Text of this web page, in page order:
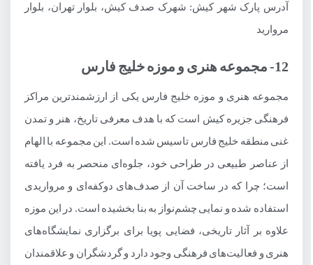
آدرس پارک شهر کیش: شهرک صدف کیش، بلوار تهران، بلوار
مروارید
12- مجموعه هنری و موزه خلیج فارس
مجموعه هنری و موزه خلیج فارس یکی از ارزشمندترین مراکز
فرهنگی جزیره کیش است که با هدف معرفی تاریخ، هنر و تمدن
غنی منطقه خلیج فارس تاسیس شده است. این مجموعه با الهام
از عناصر طبیعی در طراحی خود، جلوه‌ای منحصر به فرد یافته
است؛ چرا که در ساخت آن از صدف‌های دوکفه‌ای و مرواریدی
استفاده شده و نمایی چشم‌نواز به بنا بخشیده است. در این موزه
علاوه بر آثار تاریخی، فضایی پویا برای برگزاری نمایشگاه‌های
هنری و فعالیت‌های فرهنگی وجود دارد و گردشگران و علاقمندان